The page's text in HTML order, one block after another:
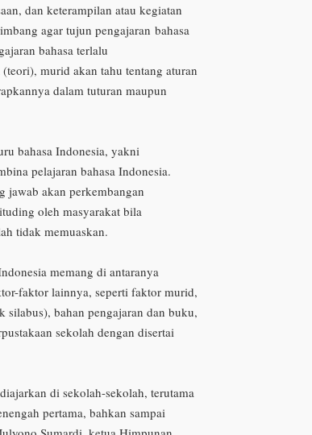
dan keterampilan atau kegiatan
agar tujun pengajaran bahasa
bahasa terlalu
murid akan tahu tentang aturan
dalam tuturan maupun
bahasa Indonesia, yakni
pelajaran bahasa Indonesia.
jawab akan perkembangan
oleh masyarakat bila
tidak memuaskan.
memang di antaranya
faktor lainnya, seperti faktor murid,
silabus), bahan pengajaran dan buku,
sekolah dengan disertai
di sekolah-sekolah, terutama
pertama, bahkan sampai